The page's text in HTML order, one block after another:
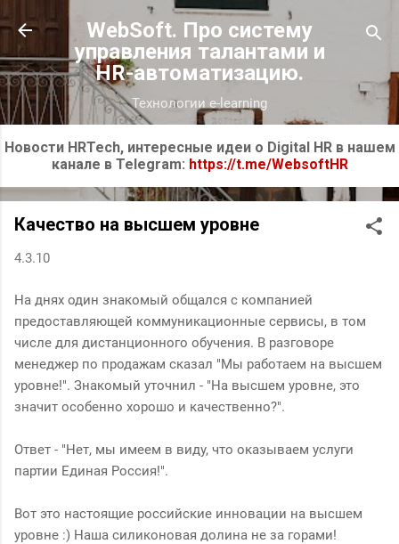
К основному контенту
WebSoft. Про систему
управления талантами и
HR-автоматизацию.
Технологии e-learning
Новости HRTech, интересные идеи о Digital HR в нашем
канале в Telegram: https://t.me/WebsoftHR
Качество на высшем уровне
4.3.10
На днях один знакомый общался с компанией
предоставляющей коммуникационные сервисы, в том
числе для дистанционного обучения. В разговоре
менеджер по продажам сказал "Мы работаем на высшем
уровне!". Знакомый уточнил - "На высшем уровне, это
значит особенно хорошо и качественно?".
Ответ - "Нет, мы имеем в виду, что оказываем услуги
партии Единая Россия!".
Вот это настоящие российские инновации на высшем
уровне :) Наша силиконовая долина не за горами!